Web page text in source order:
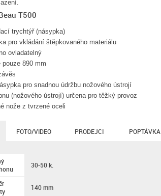
T500
trychtýř (násypka)
pro vkládání štěpkovaného materiálu
ovladatelný
890 mm
pro snadnou údržbu nožového ústrojí
(nožového ústrojí) určena pro těžký provoz
nože z tvrzené oceli
FOTO/VIDEO PRODEJCI POPTÁVKA
30-50 k.
140 mm